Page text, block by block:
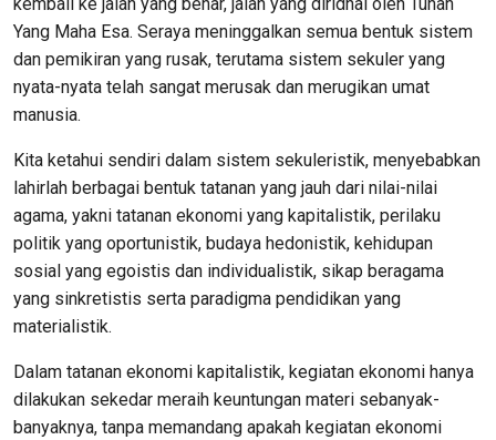
Yang Maha Esa. Seraya meninggalkan semua bentuk sistem
dan pemikiran yang rusak, terutama sistem sekuler yang
nyata-nyata telah sangat merusak dan merugikan umat
manusia.
Kita ketahui sendiri dalam sistem sekuleristik, menyebabkan
lahirlah berbagai bentuk tatanan yang jauh dari nilai-nilai
agama, yakni tatanan ekonomi yang kapitalistik, perilaku
politik yang oportunistik, budaya hedonistik, kehidupan
sosial yang egoistis dan individualistik, sikap beragama
yang sinkretistis serta paradigma pendidikan yang
materialistik.
Dalam tatanan ekonomi kapitalistik, kegiatan ekonomi hanya
dilakukan sekedar meraih keuntungan materi sebanyak-
banyaknya, tanpa memandang apakah kegiatan ekonomi